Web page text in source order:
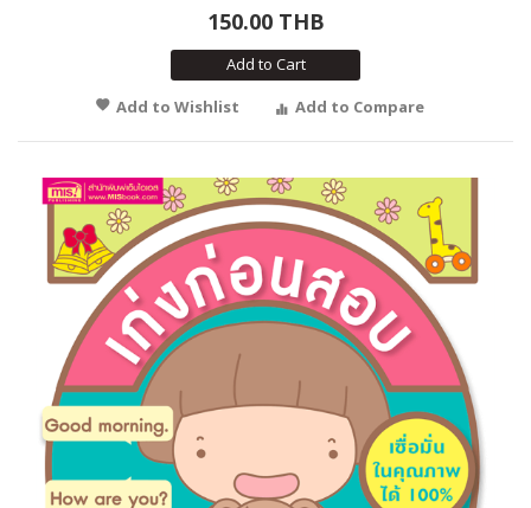
150.00 THB
Add to Cart
Add to Wishlist
Add to Compare